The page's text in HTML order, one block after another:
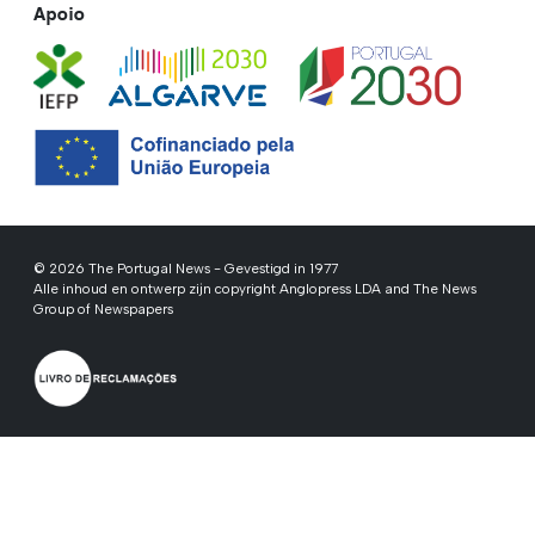
Apoio
© 2026 The Portugal News - Gevestigd in 1977
Alle inhoud en ontwerp zijn copyright Anglopress LDA and The News
Group of Newspapers